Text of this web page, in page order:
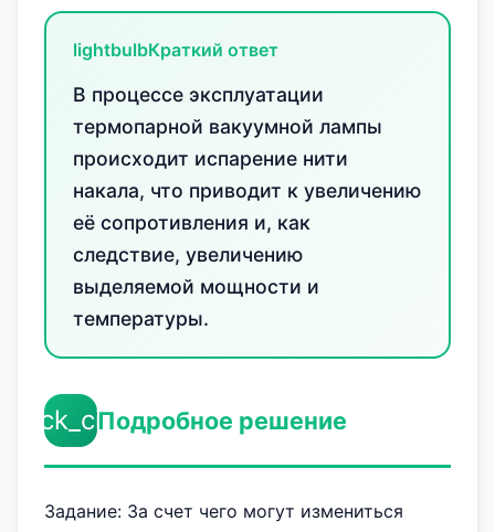
lightbulbКраткий ответ
В процессе эксплуатации
термопарной вакуумной лампы
происходит испарение нити
накала, что приводит к увеличению
её сопротивления и, как
следствие, увеличению
выделяемой мощности и
температуры.
Подробное решение
Задание: За счет чего могут измениться